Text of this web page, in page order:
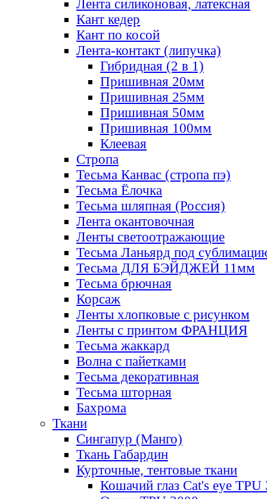
Лента силиконовая, латексная
Кант кедер
Кант по косой
Лента-контакт (липучка)
Гибридная (2 в 1)
Пришивная 20мм
Пришивная 25мм
Пришивная 50мм
Пришивная 100мм
Клеевая
Стропа
Тесьма Канвас (стропа пэ)
Тесьма Ёлочка
Тесьма шляпная (Россия)
Лента окантовочная
Ленты светоотражающие
Тесьма Ланьярд под
Тесьма ДЛЯ БЭЙДЖЕЙ 11мм
Тесьма брючная
Корсаж
Ленты хлопковые с рисунком
Ленты с принтом ФРАНЦИЯ
Тесьма жаккард
Волна с пайетками
Тесьма декоративная
Тесьма шторная
Бахрома
Ткани
Сингапур (Манго)
Ткань Габардин
Курточные, тентовые ткани
Кошачий глаз Cat's eye TPU